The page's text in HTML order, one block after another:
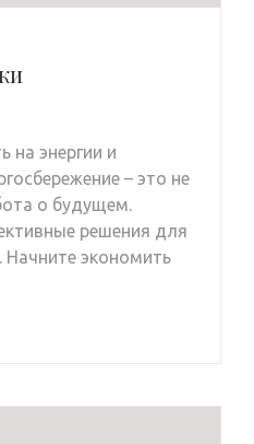
на энергии и
– это не
о будущем.
решения для
Начните экономить